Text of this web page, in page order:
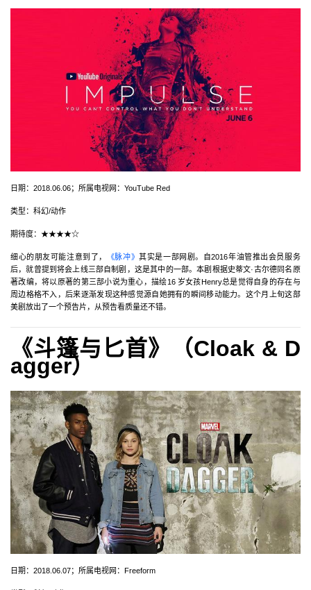
日期：2018.06.06；所属电视网：YouTube Red
类型：科幻/动作
期待度：★★★★☆
细心的朋友可能注意到了， 《脉冲》其实是一部网剧。自2016年油管推出会员服务
后，就曾提到将会上线三部自制剧，这是其中的一部。本剧根据史蒂文·古尔德同名原
著改编，将以原著的第三部小说为重心，描绘16 岁女孩Henry总是觉得自身的存在与
周边格格不入，后来逐渐发现这种感觉源自她拥有的瞬间移动能力。这个月上旬这部
美剧放出了一个预告片，从预告看质量还不错。
《斗篷与匕首》（Cloak & D
agger）
日期：2018.06.07；所属电视网：Freeform